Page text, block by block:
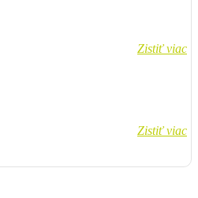
Zistiť viac
Zistiť viac